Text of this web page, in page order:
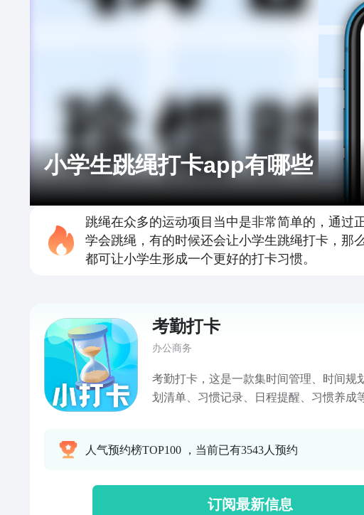
小学生跳绳打卡app有哪些
跳绳在众多的运动项目当中是非常简单的，通过
学会跳绳，有的时候还会让小学生跳绳打卡，那
都可让小学生形成一个更好的打卡习惯。
考勤打卡
办公商务
考勤打卡，这是一款集时间管理、时间规
划清单、习惯记录、日程提醒、习惯养成
你更专注自己的目标：学习、工作、成长
学习、常用、财务、运动等多类计划，包
复习、上网课、健身、减肥、跑步、每天
人气预约榜TOP100 ，当前已有3543人预约
订阅最新信息